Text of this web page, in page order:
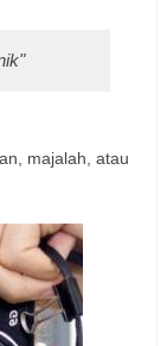
majalah, atau